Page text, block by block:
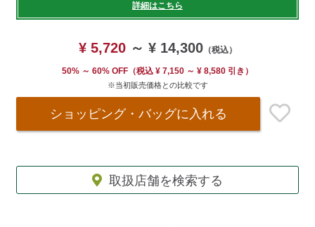
詳細はこちら
¥ 5,720～ ¥ 14,300（税込）
50% ～ 60% OFF （税込 ¥ 7,150 ～ ¥ 8,580 引き）
※当初販売価格との比較です
ショッピング・バッグに入れる
取扱店舗を検索する